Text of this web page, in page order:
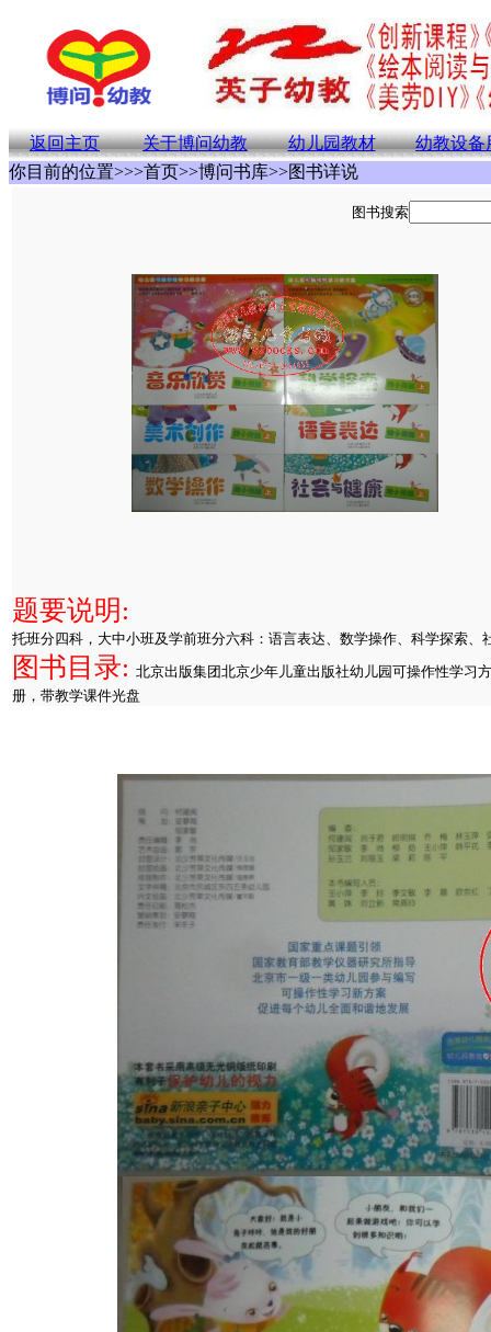
返回主页 关于博问幼教 幼儿园教材
幼教设备
你目前的位置>>>首页>>博问书库>>图书详说
图书搜索
题要说明:
托班分四科，大中小班及学前班分六科：语言表达、数学操作、科学探索、
图书目录: 北京出版集团北京少年儿童出版社幼儿园可操作性学习
册，带教学课件光盘